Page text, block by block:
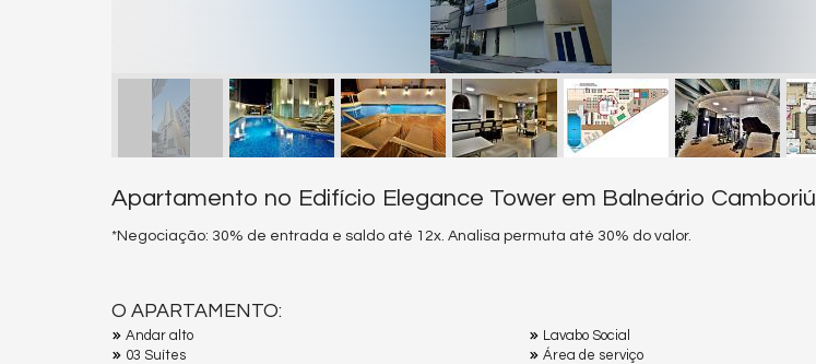
Apartamento no Edifício Elegance Tower em Balneário Camboriú
*Negociação: 30% de entrada e saldo até 12x. Analisa permuta até 30% do valor.
O APARTAMENTO:
Andar alto
03 Suítes
Lavabo Social
Área de serviço